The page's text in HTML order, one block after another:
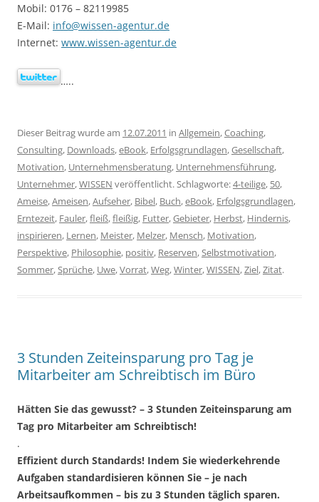
Mobil: 0176 – 82119985
E-Mail: info@wissen-agentur.de
Internet: www.wissen-agentur.de
…..
Dieser Beitrag wurde am 12.07.2011 in Allgemein,Coaching,
Consulting, Downloads,eBook, Erfolgsgrundlagen,Gesellschaft,
Motivation, Unternehmensberatung, Unternehmensführung,
Unternehmer,WISSEN veröffentlicht. Schlagworte:4-teilige, 50,
Ameise,Ameisen,Aufseher, Bibel, Buch,eBook, Erfolgsgrundlagen,
Erntezeit, Fauler,fleiß,fleißig, Futter,Gebieter, Herbst, Hindernis,
inspirieren, Lernen, Meister, Melzer, Mensch, Motivation,
Perspektive, Philosophie, positiv, Reserven,Selbstmotivation,
Sommer,Sprüche, Uwe,Vorrat,Weg,Winter,WISSEN,Ziel,Zitat.
3 Stunden Zeiteinsparung pro Tag je
Mitarbeiter am Schreibtisch im Büro
Hätten Sie das gewusst? – 3 Stunden Zeiteinsparung am
Tag pro Mitarbeiter am Schreibtisch!
.
Effizient durch Standards! Indem Sie wiederkehrende
Aufgaben standardisieren können Sie – je nach
Arbeitsaufkommen – bis zu 3 Stunden täglich sparen.